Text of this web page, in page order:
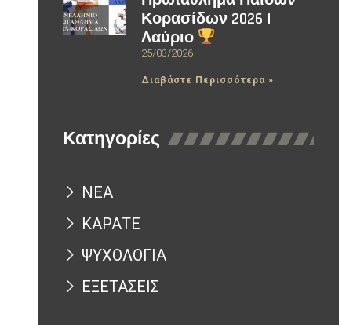
Κορασίδων 2026 |
Λαύριο
25/03/2026
Διαβάστε Περισσότερα »
Κατηγορίες
ΝΕΑ
ΚΑΡΑΤΕ
ΨΥΧΟΛΟΓΙΑ
ΕΞΕΤΑΣΕΙΣ